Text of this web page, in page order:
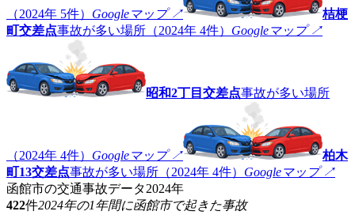
（2024年 5件） Googleマップ ↗
桔梗
町交差点事故が多い場所（2024年 4件） Googleマップ ↗
昭和2丁目交差点事故が多い場所
（2024年 4件） Googleマップ ↗
柏木
町13交差点事故が多い場所（2024年 4件） Googleマップ ↗
函館市の交通事故データ2024年
422件2024年の1年間に函館市で起きた事故